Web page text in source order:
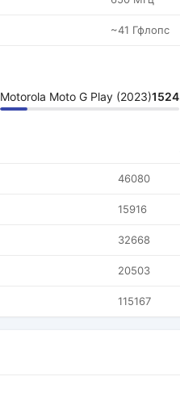
~41 Гфлопс
Motorola Moto G Play (2023)1524
46080
15916
32668
20503
115167